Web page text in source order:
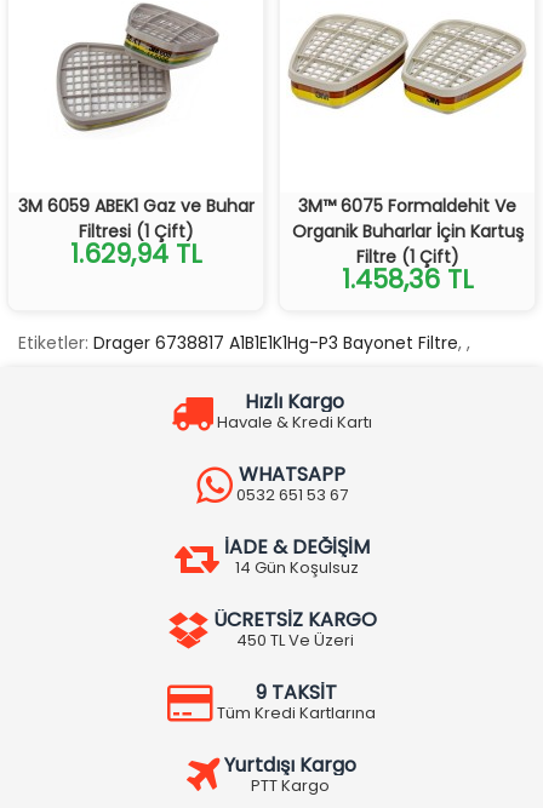
3M 6059 ABEK1 Gaz ve Buhar
Filtresi (1 Çift)
1.629,94 TL
3M™ 6075 Formaldehit Ve
Organik Buharlar İçin Kartuş
Filtre (1 Çift)
1.458,36 TL
Etiketler: Drager 6738817 A1B1E1K1Hg-P3 Bayonet Filtre, ,
Hızlı Kargo
Havale & Kredi Kartı
WHATSAPP
0532 651 53 67
İADE & DEĞİŞİM
14 Gün Koşulsuz
ÜCRETSİZ KARGO
450 TL Ve Üzeri
9 TAKSİT
Tüm Kredi Kartlarına
Yurtdışı Kargo
PTT Kargo